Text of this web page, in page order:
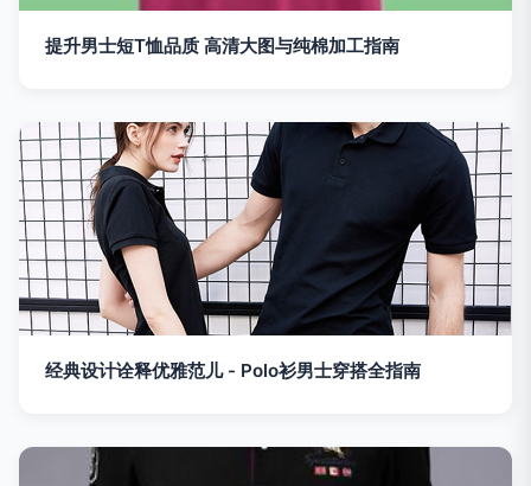
提升男士短T恤品质 高清大图与纯棉加工指南
经典设计诠释优雅范儿 - Polo衫男士穿搭全指南